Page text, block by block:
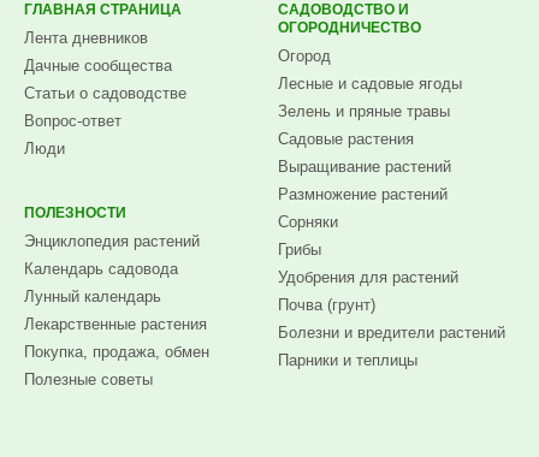
ГЛАВНАЯ СТРАНИЦА
Лента дневников
Дачные сообщества
Статьи о садоводстве
Вопрос-ответ
Люди
ПОЛЕЗНОСТИ
Энциклопедия растений
Календарь садовода
Лунный календарь
Лекарственные растения
Покупка, продажа, обмен
Полезные советы
САДОВОДСТВО И
ОГОРОДНИЧЕСТВО
Огород
Лесные и садовые ягоды
Зелень и пряные травы
Садовые растения
Выращивание растений
Размножение растений
Сорняки
Грибы
Удобрения для растений
Почва (грунт)
Болезни и вредители растений
Парники и теплицы